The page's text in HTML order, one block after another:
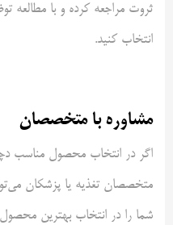
ثروت مراجعه کرده و با مطالعه
انتخاب کنید.
مشاوره با متخصصان
اگر در انتخاب محصول مناسب
متخصصان تغذیه یا پزشکان
شما را در انتخاب بهترین محصول